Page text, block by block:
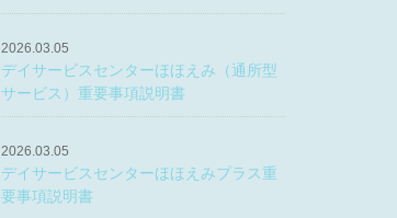
2026.03.05
デイサービスセンターほほえみ（通所型
サービス）重要事項説明書
2026.03.05
デイサービスセンターほほえみプラス重
要事項説明書